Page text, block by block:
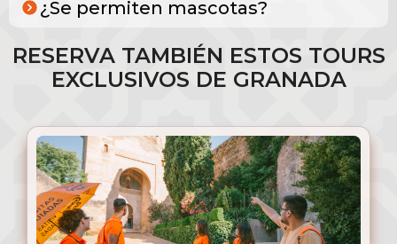
¿Se permiten mascotas?
RESERVA TAMBIÉN ESTOS TOURS
EXCLUSIVOS DE GRANADA